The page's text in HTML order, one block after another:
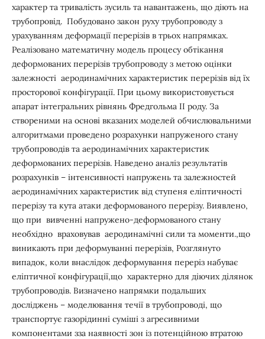
характер та тривалість зусиль та навантажень, що діють на
трубопровід. Побудовано закон руху трубопроводу з
урахуванням деформації перерізів в трьох напрямках.
Реалізовано математичну модель процесу обтікання
деформованих перерізів трубопроводу з метою оцінки
залежності аеродинамічних характеристик перерізів від їх
просторової конфігурації. При цьому використовується
апарат інтегральних рівнянь Фредгольма ІІ роду. За
створеними на основі вказаних моделей обчислювальними
алгоритмами проведено розрахунки напруженого стану
трубопроводів та аеродинамічних характеристик
деформованих перерізів. Наведено аналіз результатів
розрахунків – інтенсивності напружень та залежностей
аеродинамічних характеристик від ступеня еліптичності
перерізу та кута атаки деформованого перерізу. Виявлено,
що при вивченні напружено-деформованого стану
необхідно враховував аеродинамічні сили та моменти.,що
виникають при деформуванні перерізів, Розглянуто
випадок, коли внaслідок деформування переріз набуває
еліптичної конфігурації,що характерно для діючих ділянок
трубопроводів. Визначено напрямки подальших
досліджень – моделювання течії в трубопроводі, що
транспортує газорідинні суміші з агресивними
компонентами зза наявності зон із потенційною втратою